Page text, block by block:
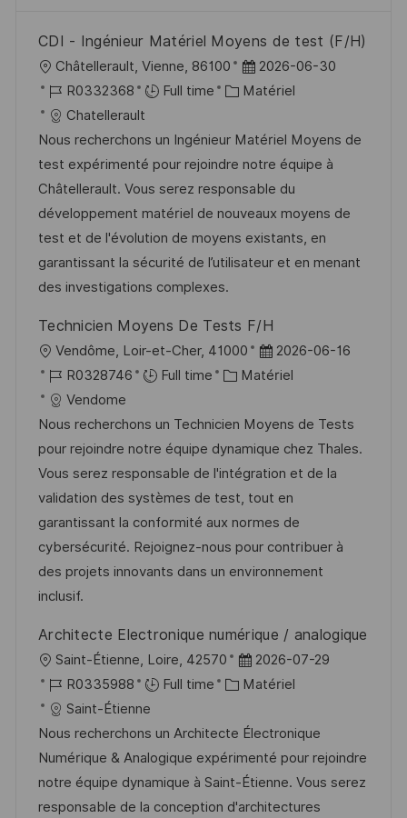
CDI - Ingénieur Matériel Moyens de test (F/H)
o
c
a
l
i
s
a
t
i
n
Châtellerault, Vienne, 86100
D
a
e
d
’
a
f
f
h
a
g
2026-06-30
R
é
f
é
r
e
n
c
e
u
p
o
s
t
e
R0332368 Full time
C
t
é
g
o
r
i
e
Matériel
Chatellerault
Nous recherchons un Ingénieur Matériel Moyens de
test expérimenté pour rejoindre notre équipe à
Châtellerault. Vous serez responsable du
développement matériel de nouveaux moyens de
test et de l'évolution de moyens existants, en
garantissant la sécurité de l’utilisateur et en menant
des investigations complexes.
Technicien Moyens De Tests F/H
o
c
a
l
i
s
a
t
i
o
Vendôme, Loir-et-Cher, 41000
D
a
e
d
’
a
f
f
i
a
g
e
2026-06-16
R
é
f
é
r
e
n
c
e
d
p
o
s
t
e
R0328746 Full time
C
t
é
g
o
r
i
e
Matériel
Vendome
Nous recherchons un Technicien Moyens de Tests
pour rejoindre notre équipe dynamique chez Thales.
Vous serez responsable de l'intégration et de la
validation des systèmes de test, tout en
garantissant la conformité aux normes de
cybersécurité. Rejoignez-nous pour contribuer à
des projets innovants dans un environnement
inclusif.
Architecte Electronique numérique / analogique
o
c
a
l
i
s
Saint-Étienne, Loire, 42570
D
a
e
d
’
a
2026-07-29
R
é
f
é
r
e
R0335988 Full time
C
t
é
g
o
Matériel
Saint-Étienne
Nous recherchons un Architecte Électronique
Numérique & Analogique expérimenté pour rejoindre
notre équipe dynamique à Saint-Étienne. Vous serez
responsable de la conception d'architectures